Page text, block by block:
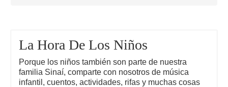
La Hora De Los Niños
Porque los niños también son parte de nuestra
familia Sinaí, comparte con nosotros de música
infantil, cuentos, actividades, rifas y muchas cosas